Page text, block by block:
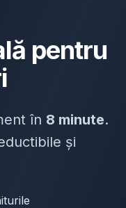
pentru
în 8 minute.
și